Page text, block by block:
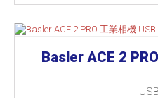
Basler ACE 2